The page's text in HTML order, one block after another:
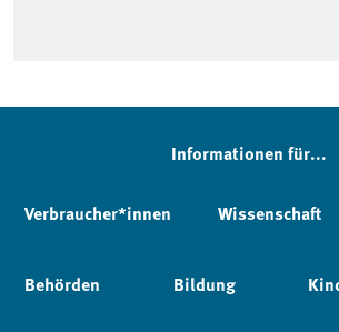
Informationen für...
Verbraucher*innen Wissenschaft
Behörden Bildung